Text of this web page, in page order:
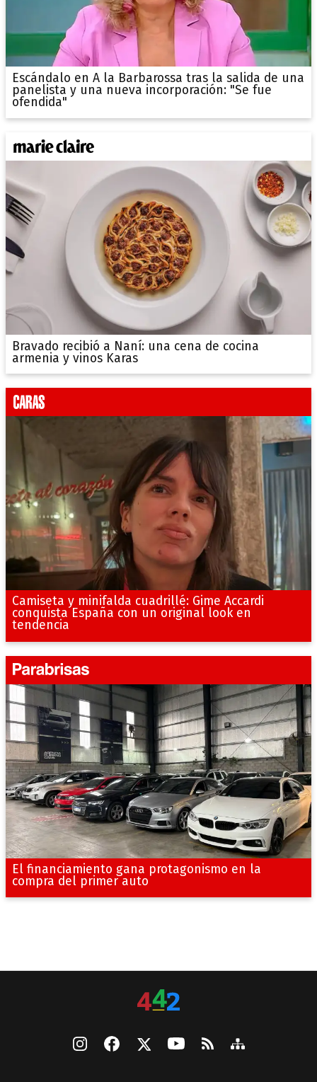
Escándalo en A la Barbarossa tras la salida de una
panelista y una nueva incorporación: "Se fue
ofendida"
Bravado recibió a Naní: una cena de cocina
armenia y vinos Karas
Camiseta y minifalda cuadrillé: Gime Accardi
conquista España con un original look en
tendencia
El financiamiento gana protagonismo en la
compra del primer auto